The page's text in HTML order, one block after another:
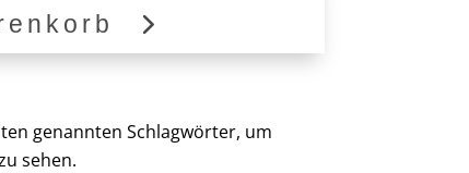
genannten Schlagwörter, um
sehen.